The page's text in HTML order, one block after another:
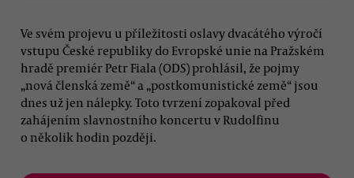
Ve svém projevu u příležitosti oslavy dvacátého výročí
vstupu České republiky do Evropské unie na Pražském
hradě premiér Petr Fiala (ODS) prohlásil, že pojmy
„nová členská země“ a „postkomunistické země“ jsou
dnes už jen nálepky. Toto tvrzení zopakoval před
zahájením slavnostního koncertu v Rudolfinu
o několik hodin později.